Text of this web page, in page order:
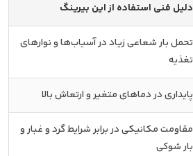
دلیل فنی استفاده از این بیرینگ
تحمل بار شعاعی زیاد در آسیاب‌ها و نوارهای
تغذیه
پایداری در دماهای متغیر و ارتعاش بالا
مقاومت مکانیکی در برابر شرایط گرد و غبار و
بار شوکی